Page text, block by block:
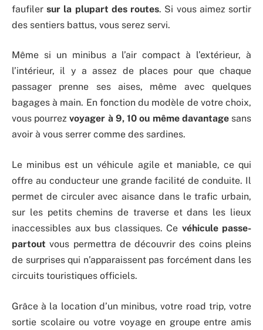
faufilersur la plupart des routes. Si vous aimez sortir
des sentiers battus, vous serez servi.
Même si un minibus a l’air compact à l’extérieur, à
l’intérieur, il y a assez de places pour que chaque
passager prenne ses aises, même avec quelques
bagages à main. En fonction du modèle de votre choix,
vous pourrezvoyager à 9, 10 ou même davantagesans
avoir à vous serrer comme des sardines.
Le minibus est un véhicule agile et maniable, ce qui
offre au conducteur une grande facilité de conduite. Il
permet de circuler avec aisance dans le trafic urbain,
sur les petits chemins de traverse et dans les lieux
inaccessibles aux bus classiques. Ce véhicule passe-
partout vous permettra de découvrir des coins pleins
de surprises qui n’apparaissent pas forcément dans les
circuits touristiques officiels.
Grâce à la location d’un minibus, votre road trip, votre
sortie scolaire ou votre voyage en groupe entre amis